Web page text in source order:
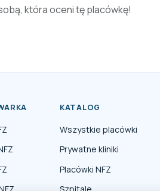
która oceni tę placówkę!
KATALOG
Wszystkie placówki
Prywatne kliniki
Placówki NFZ